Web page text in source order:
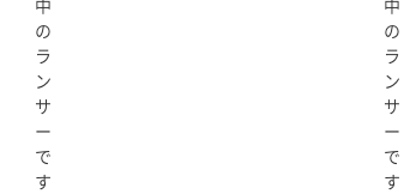
の
ラ
ン
サ
ー
で
す
の
ラ
ン
サ
ー
で
す